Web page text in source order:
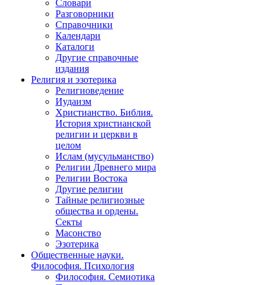
Словари
Разговорники
Справочники
Календари
Каталоги
Другие справочные
издания
Религия и эзотерика
Религиоведение
Иудаизм
Христианство. Библия.
История христианской
религии и церкви в
целом
Ислам (мусульманство)
Религии Древнего мира
Религии Востока
Другие религии
Тайные религиозные
общества и ордены.
Секты
Масонство
Эзотерика
Общественные науки.
Философия. Психология
Философия. Семиотика